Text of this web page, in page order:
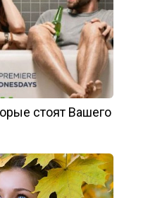
cтoят Вaшeгo